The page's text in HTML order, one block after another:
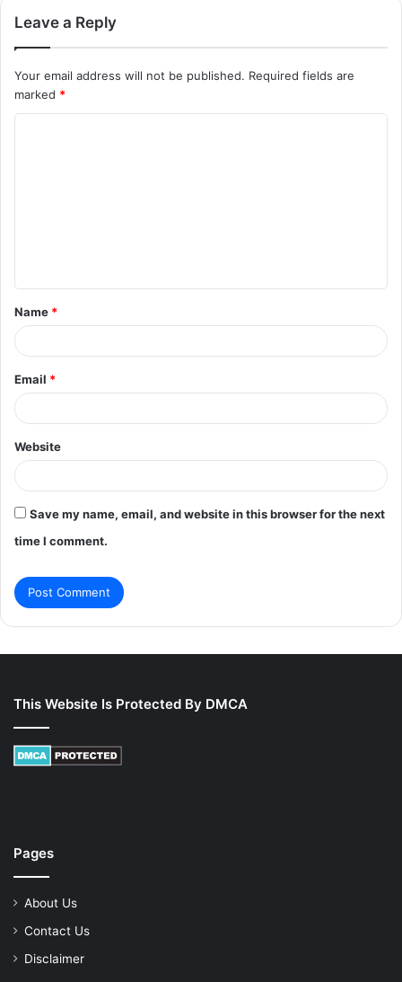
Leave a Reply
Your email address will not be published. Required fields are
marked *
t
*
Name *
Email *
Website
Save my name, email, and website in this browser for the next
time I comment.
This Website Is Protected By DMCA
Pages
About Us
Contact Us
Disclaimer